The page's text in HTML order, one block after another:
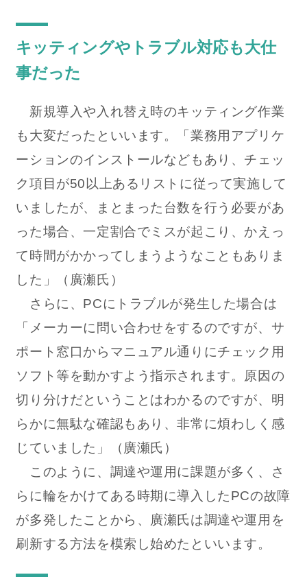
キッティングやトラブル対応も大仕
事だった
新規導入や入れ替え時のキッティング作業
も大変だったといいます。「業務用アプリケ
ーションのインストールなどもあり、チェッ
ク項目が50以上あるリストに従って実施して
いましたが、まとまった台数を行う必要があ
った場合、一定割合でミスが起こり、かえっ
て時間がかかってしまうようなこともありま
した」（廣瀬氏）
さらに、PCにトラブルが発生した場合は
「メーカーに問い合わせをするのですが、サ
ポート窓口からマニュアル通りにチェック用
ソフト等を動かすよう指示されます。原因の
切り分けだということはわかるのですが、明
らかに無駄な確認もあり、非常に煩わしく感
じていました」（廣瀬氏）
このように、調達や運用に課題が多く、さ
らに輪をかけてある時期に導入したPCの故障
が多発したことから、廣瀬氏は調達や運用を
刷新する方法を模索し始めたといいます。